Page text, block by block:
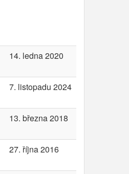
14. ledna 2020
7. listopadu 2024
13. března 2018
27. října 2016